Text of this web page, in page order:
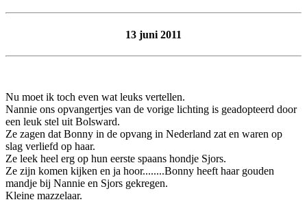
13 juni 2011
Nu moet ik toch even wat leuks vertellen.
Nannie ons opvangertjes van de vorige lichting is geadopteerd door
een leuk stel uit Bolsward.
Ze zagen dat Bonny in de opvang in Nederland zat en waren op
slag verliefd op haar.
Ze leek heel erg op hun eerste spaans hondje Sjors.
Ze zijn komen kijken en ja hoor........Bonny heeft haar gouden
mandje bij Nannie en Sjors gekregen.
Kleine mazzelaar.